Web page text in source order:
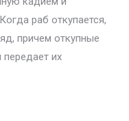
раб откупается,
причем откупные
их